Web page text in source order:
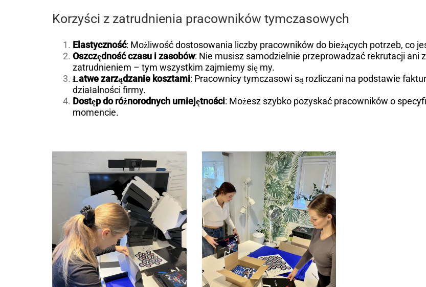
Korzyści z zatrudnienia pracowników tymczasowych
Elastyczność: Możliwość dostosowania liczby pracowników do bieżących potrzeb, co
Oszczędność czasu i zasobów: Nie musisz samodzielnie przeprowadzać rekrutacji ani
zatrudnieniem – tym wszystkim zajmiemy się my.
Łatwe zarządzanie kosztami: Pracownicy tymczasowi są rozliczani na podstawie
działalności firmy.
Dostęp do różnorodnych umiejętności: Możesz szybko pozyskać pracowników o
momencie.